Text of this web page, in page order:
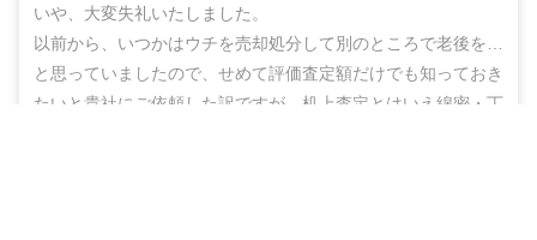
いや、大変失礼いたしました。
以前から、いつかはウチを売却処分して別のところで老後を…
と思っていましたので、せめて評価査定額だけでも知っておき
たいと貴社にご依頼した訳ですが、机上査定とはいえ綿密・丁